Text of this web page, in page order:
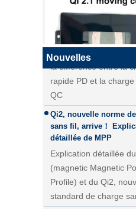
Nouvelles
la différence entre la
rapide PD et la charge
QC
la différence entre la
QC
Qi2, nouvelle norme de
sans fil, arrive！
détaillée de MPP
Explication détaillée du
(magnetic Magnetic
Profile) et du Qi2,
standard de charge
Aperçu de l'usine